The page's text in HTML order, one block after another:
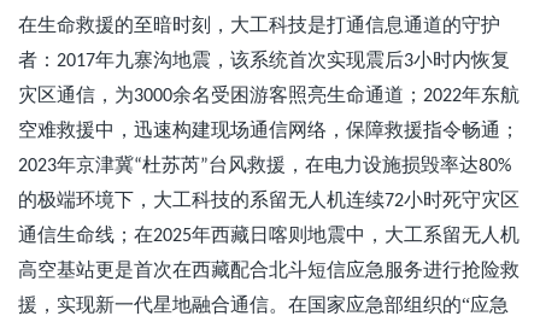
在生命救援的至暗时刻，大工科技是打通信息通道的守护
者： 2017年九寨沟地震，该系统首次实现震后3小时内恢复
灾区通信，为3000余名受困游客照亮生命通道； 2022年东航
空难救援中，迅速构建现场通信网络，保障救援指令畅通；
2023年京津冀“杜苏芮”台风救援，在电力设施损毁率达80%
的极端环境下，大工科技的系留无人机连续72小时死守灾区
通信生命线；在2025年西藏日喀则地震中，大工系留无人机
高空基站更是首次在西藏配合北斗短信应急服务进行抢险救
援，实现新一代星地融合通信。在国家应急部组织的“应急